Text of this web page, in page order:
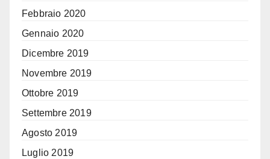
Febbraio 2020
Gennaio 2020
Dicembre 2019
Novembre 2019
Ottobre 2019
Settembre 2019
Agosto 2019
Luglio 2019